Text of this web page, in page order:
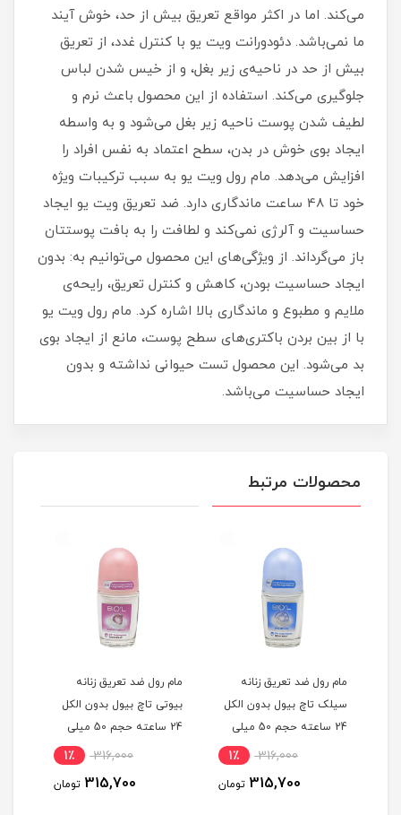
می‌کند. اما در اکثر مواقع تعریق بیش از حد، خوش آیند
ما نمی‌باشد. دئودورانت ویت یو با کنترل غدد، از تعریق
بیش از حد در ناحیه‌ی زیر بغل، و از خیس شدن لباس
جلوگیری می‌کند. استفاده از این محصول باعث نرم و
لطیف شدن پوست ناحیه زیر بغل می‌شود و به واسطه
ایجاد بوی خوش در بدن، سطح اعتماد به نفس افراد را
افزایش می‌دهد. مام رول ویت یو به سبب ترکیبات ویژه
خود تا 48 ساعت ماندگاری دارد. ضد تعریق ویت یو ایجاد
حساسیت و آلرژی نمی‌کند و لطافت را به بافت پوستتان
باز می‌گرداند. از ویژگی‌های این محصول می‌توانیم به: بدون
ایجاد حساسیت بودن، کاهش و کنترل تعریق، رایحه‌ی
ملایم و مطبوع و ماندگاری بالا اشاره کرد. مام رول ویت یو
با از بین بردن باکتری‌های سطح پوست، مانع از ایجاد بوی
بد می‌شود. این محصول تست حیوانی نداشته و بدون
ایجاد حساسیت می‌باشد.
محصولات مرتبط
مام رول ضد تعریق زنانه
سیلک تاچ بیول بدون الکل
24 ساعته حجم 50 میلی
316,000 1٪
315,700 تومان
مام رول ضد تعریق زنانه
بیوتی تاچ بیول بدون الکل
24 ساعته حجم 50 میلی
316,000 1٪
315,700 تومان